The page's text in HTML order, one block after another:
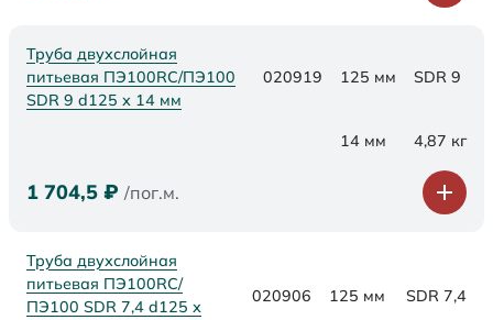
Труба двухслойная
питьевая ПЭ100RC/ПЭ100
SDR 9 d125 х 14 мм
020919 125 мм SDR 9
14 мм 4,87 кг
1 704,5 ₽ /пог.м.
Труба двухслойная
питьевая ПЭ100RC/
ПЭ100 SDR 7,4 d125 х
020906 125 мм SDR 7,4